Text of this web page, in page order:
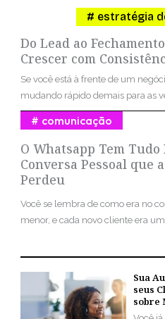
Do Lead ao
Crescer com
estratégia
Se você está à frente de um
mudando rápido demais para as
O Whatsapp Tem
Conversa Pessoal que
Perdeu
comunicação
Você se lembra de como era no
menor, e cada novo cliente era
Sua
seus
sobre